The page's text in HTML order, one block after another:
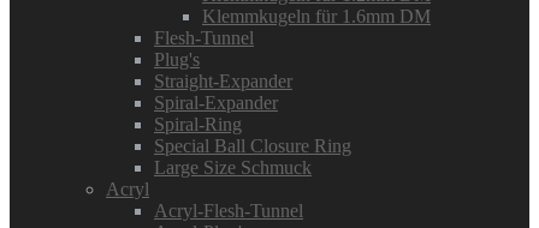
Klemmkugeln für 1.6mm DM
Flesh-Tunnel
Plug's
Straight-Expander
Spiral-Expander
Spiral-Ring
Special Ball Closure Ring
Large Size Schmuck
Acryl
Acryl-Flesh-Tunnel